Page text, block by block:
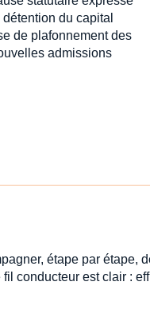
du capital
de plafonnement des
admissions
étape par étape,
conducteur est clair :